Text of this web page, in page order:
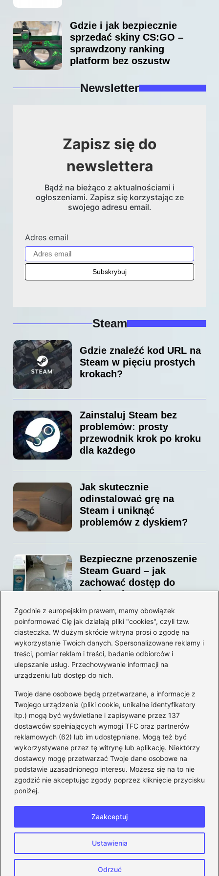
Zgodnie z europejskim prawem, mamy obowiązek
poinformować Cię jak działają pliki "cookies", czyli tzw.
ciasteczka. W dużym skrócie witryna prosi o zgodę na
wykorzystanie Twoich danych. Spersonalizowane reklamy i
treści, pomiar reklam i treści, badanie odbiorców i
ulepszanie usług. Przechowywanie informacji na
urządzeniu lub dostęp do nich.
Twoje dane osobowe będą przetwarzane, a informacje z
Twojego urządzenia (pliki cookie, unikalne identyfikatory
itp.) mogą być wyświetlane i zapisywane przez 137
dostawców spełniających wymogi TFC oraz partnerów
reklamowych (62) lub im udostępniane. Mogą też być
wykorzystywane przez tę witrynę lub aplikację. Niektórzy
dostawcy mogę przetwarzać Twoje dane osobowe na
podstawie uzasadnionego interesu. Możesz się na to nie
zgodzić nie akceptując zgody poprzez kliknięcie przycisku
poniżej.
Ustawienia
Odrzuć
Zaakceptuj
Gdzie i jak bezpiecznie
sprzedać skiny CS:GO –
sprawdzony ranking
platform bez oszustw
Newsletter
Zapisz się do
newslettera
Bądź na bieżąco z aktualnościami i
ogłoszeniami. Zapisz się korzystając ze
swojego adresu email.
Adres email
Steam
Gdzie znaleźć kod URL na
Steam w pięciu prostych
krokach?
Zainstaluj Steam bez
problemów: prosty
przewodnik krok po kroku
dla każdego
Jak skutecznie
odinstalować grę na
Steam i uniknąć
problemów z dyskiem?
Bezpieczne przenoszenie
Steam Guard – jak
zachować dostęp do
swojego konta?
Jak bez stresu zmienić
adres email na Steam –
prosty przewodnik krok po
kroku
Kategorie
CS:GO(26)
FIFA(90)
Forza Horizon(22)
Gry(186)
Modyfikacje(42)
Spolszczenia(101)
Copyright © 2026 eFIFA.pl
Prywatność
Zasady użytkowania
Napisz do nas